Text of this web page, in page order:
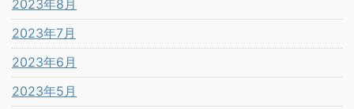
2023年8月
2023年7月
2023年6月
2023年5月